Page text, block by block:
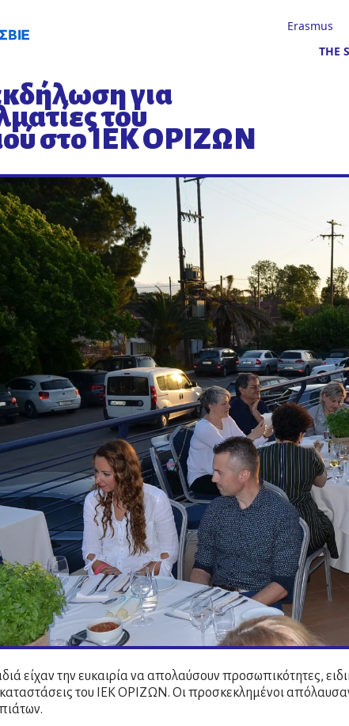
Erasmus
THE
για
του
στο ΙΕΚ ΟΡΙΖΩΝ
είχαν την ευκαιρία να απολαύσουν προσωπικότητες,
του ΙΕΚ ΟΡΙΖΩΝ. Οι προσκεκλημένοι